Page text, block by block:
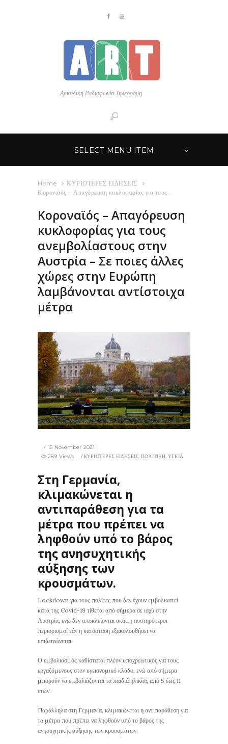
Αρκαδική Ραδιοφωνία Τηλεόραση
SELECT MENU ITEM
Home
ΚΥΡΙΟΤΕΡΕΣ ΕΙΔΗΣΕΙΣ
Κοροναϊός – Απαγόρευση κυκλοφορίας για τους...
Κοροναϊός – Απαγόρευση
κυκλοφορίας για τους
ανεμβολίαστους στην
Αυστρία – Σε ποιες άλλες
χώρες στην Ευρώπη
λαμβάνονται αντίστοιχα
μέτρα
15 November 2021
ΚΥΡΙΟΤΕΡΕΣ ΕΙΔΗΣΕΙΣ,ΠΟΛΙΤΙΚΗ,ΥΓΕΙΑ
289 Views
Στη Γερμανία,
κλιμακώνεται η
αντιπαράθεση για τα
μέτρα που πρέπει να
ληφθούν υπό το βάρος
της ανησυχητικής
αύξησης των
κρουσμάτων.
Lockdown για τους πολίτες που δεν έχουν εμβολιαστεί
κατά της Covid-19 τίθεται από σήμερα σε ισχύ στην
Αυστρία, ενώ δεν αποκλείονται ακόμη αυστηρότεροι
περιορισμοί εάν η κατάσταση εξακολουθήσει να
επιδεινώνεται.
Ο εμβολιασμός καθίσταται πλέον υποχρεωτικός για τους
εργαζόμενους στον υγειονομικό κλάδο, ενώ από σήμερα
μπορούν να εμβολιάζονται τα παιδιά ηλικίας από 5 έως 11
ετών.
Παράλληλα στη Γερμανία, κλιμακώνεται η αντιπαράθεση για
τα μέτρα που πρέπει να ληφθούν υπό το βάρος της
ανησυχητικής αύξησης των κρουσμάτων.